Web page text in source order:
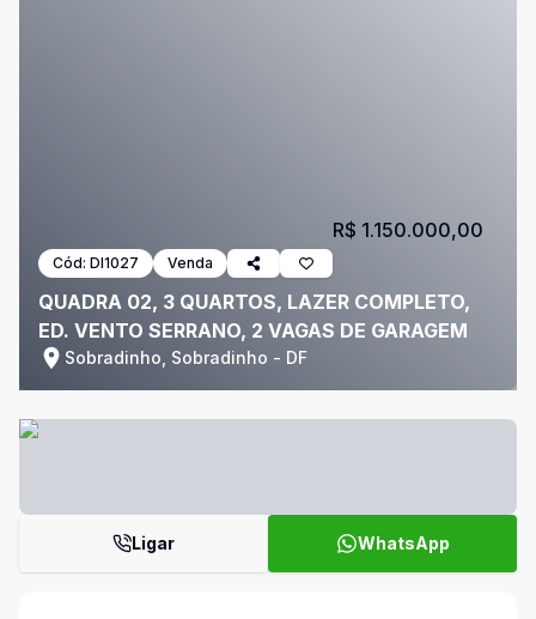
Cód: DI1027 Venda
QUADRA 02, 3 QUARTOS, LAZER COMPLETO,
ED. VENTO SERRANO, 2 VAGAS DE GARAGEM
Sobradinho, Sobradinho - DF
R$ 1.150.000,00
Ligar WhatsApp